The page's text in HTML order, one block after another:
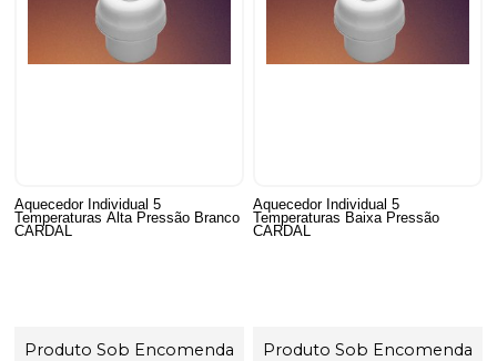
Aquecedor Individual 5
Temperaturas Alta Pressão Branco
CARDAL
Produto Sob Encomenda
Aquecedor Individual 5
Temperaturas Baixa Pressão
CARDAL
Produto Sob Encomenda